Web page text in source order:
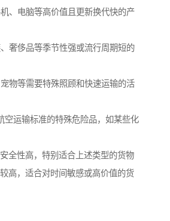
、电脑等高价值且更新换代快的产
奢侈品等季节性强或流行周期短的
物等需要特殊照顾和快速运输的活
空运输标准的特殊危险品，如某些化
全性高，特别适合上述类型的货物
高，适合对时间敏感或高价值的货